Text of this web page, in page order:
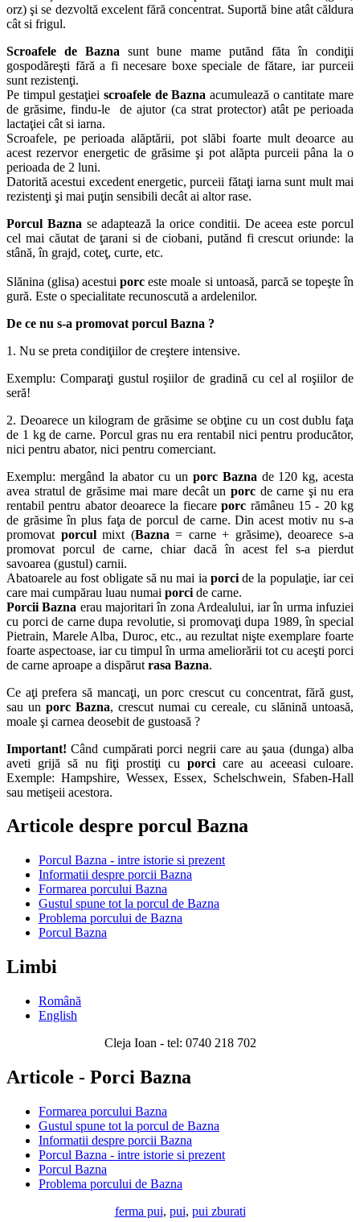
orz) şi se dezvoltă excelent fără concentrat. Suportă bine atât căldura
cât si frigul.
Scroafele de Bazna sunt bune mame putănd făta în condiţii
gospodăreşti fără a fi necesare boxe speciale de fătare, iar purceii
sunt rezistenţi.
Pe timpul gestaţiei scroafele de Bazna acumulează o cantitate mare
de grăsime, findu-le de ajutor (ca strat protector) atât pe perioada
lactaţiei cât si iarna.
Scroafele, pe perioada alăptării, pot slăbi foarte mult deoarce au
acest rezervor energetic de grăsime şi pot alăpta purceii pâna la o
perioada de 2 luni.
Datorită acestui excedent energetic, purceii fătaţi iarna sunt mult mai
rezistenţi şi mai puţin sensibili decât ai altor rase.
Porcul Bazna se adaptează la orice conditii. De aceea este porcul
cel mai căutat de ţarani si de ciobani, putănd fi crescut oriunde: la
stână, în grajd, coteţ, curte, etc.
Slănina (glisa) acestuiporc este moale si untoasă, parcă se topeşte în
gură. Este o specialitate recunoscută a ardelenilor.
De ce nu s-a promovat porcul Bazna ?
1. Nu se preta condiţiilor de creştere intensive.
Exemplu: Comparaţi gustul roşiilor de gradină cu cel al roşiilor de
seră!
2. Deoarece un kilogram de grăsime se obţine cu un cost dublu faţa
de 1 kg de carne. Porcul gras nu era rentabil nici pentru producător,
nici pentru abator, nici pentru comerciant.
Exemplu: mergând la abator cu un porc Bazna de 120 kg, acesta
avea stratul de grăsime mai mare decât un porcde carne şi nu era
rentabil pentru abator deoarece la fiecareporc rămâneu 15 - 20 kg
de grăsime în plus faţa de porcul de carne. Din acest motiv nu s-a
promovat porculmixt (Bazna = carne + grăsime), deoarece s-a
promovat porcul de carne, chiar dacă în acest fel s-a pierdut
savoarea (gustul) carnii.
Abatoarele au fost obligate să nu mai ia porcide la populaţie, iar cei
care mai cumpărau luau numai porci de carne.
Porcii Bazna erau majoritari în zona Ardealului, iar în urma infuziei
cu porci de carne dupa revolutie, si promovaţi dupa 1989, în special
Pietrain, Marele Alba, Duroc, etc., au rezultat nişte exemplare foarte
foarte aspectoase, iar cu timpul în urma ameliorării tot cu aceşti porci
de carne aproape a dispărut rasa Bazna.
Ce aţi prefera să mancaţi, un porc crescut cu concentrat, fără gust,
sau un porc Bazna, crescut numai cu cereale, cu slănină untoasă,
moale şi carnea deosebit de gustoasă ?
Important! Când cumpărati porci negrii care au şaua (dunga) alba
aveti grijă să nu fiţi prostiţi cu porci care au aceeasi culoare.
Exemple: Hampshire, Wessex, Essex, Schelschwein, Sfaben-Hall
sau metişeii acestora.
Articole despre porcul Bazna
Porcul Bazna - intre istorie si prezent
Informatii despre porcii Bazna
Formarea porcului Bazna
Gustul spune tot la porcul de Bazna
Problema porcului de Bazna
Porcul Bazna
Limbi
Română
English
Cleja Ioan - tel: 0740 218 702
Articole - Porci Bazna
Formarea porcului Bazna
Gustul spune tot la porcul de Bazna
Informatii despre porcii Bazna
Porcul Bazna - intre istorie si prezent
Porcul Bazna
Problema porcului de Bazna
ferma pui, pui, pui zburati